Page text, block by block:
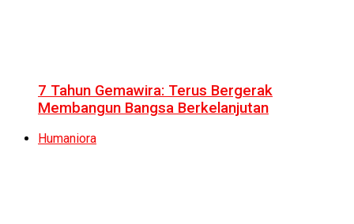
7 Tahun Gemawira: Terus Bergerak
Membangun Bangsa Berkelanjutan
Humaniora